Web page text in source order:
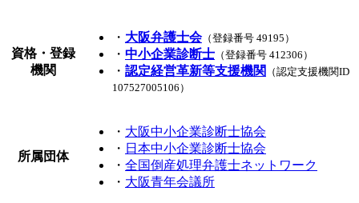
資格・登録
機関
・ 大阪弁護士会（登録番号 49195）
・ 中小企業診断士 （登録番号 412306）
・ 認定経営革新等支援機関
（認定支援機関ID
107527005106）
所属団体
・ 大阪中小企業診断士協会
・ 日本中小企業診断士協会
・ 全国倒産処理弁護士ネットワーク
・ 大阪青年会議所